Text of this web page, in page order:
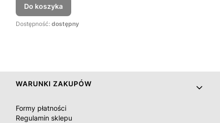
Do koszyka
Dostępność: dostępny
Linki w stopce
WARUNKI ZAKUPÓW
Formy płatności
Regulamin sklepu